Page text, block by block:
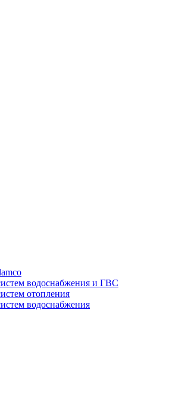
водоснабжения и ГВС
отопления
водоснабжения